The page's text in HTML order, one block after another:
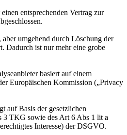
entsprechenden Vertrag zur
umgehend durch Löschung der
Dadurch ist nur mehr eine grobe
basiert auf einem
Europäischen Kommission („Privacy
auf Basis der gesetzlichen
3 TKG sowie des Art 6 Abs 1 lit a
Interesse) der DSGVO.